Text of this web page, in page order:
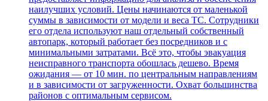
наилучших условий. Цены начинаются от маленькой
суммы в зависимости от модели и веса ТС. Сотрудники
его отдела используют наш отдельный собственный
автопарк, который работает без посредников и с
минимальными затратами. Всё это, чтобы эвакуация
неисправного транспорта обошлась дешево. Время
ожидания — от 10 мин. по центральным направлениям
и в зависимости от загруженности. Охват большинства
районов с оптимальным сервисом.